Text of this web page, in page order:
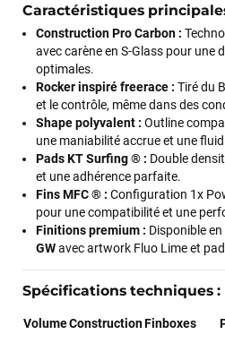
Caractéristiques
Construction Pro Carbon :
avec carène en S-Glass pour une
optimales.
Rocker inspiré freerace : Tiré du
et le contrôle, même dans des
Shape polyvalent : Outline
une maniabilité accrue et une
Pads KT Surfing ® : Double
et une adhérence parfaite.
Fins MFC ® : Configuration 1x
pour une compatibilité et une
Finitions premium : Disponible en
GWavec artwork Fluo Lime et
Spécifications techniques :
VolumeConstructionFinboxes